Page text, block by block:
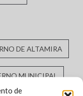
de
DE ALTAMIRA
MUNICIPAL